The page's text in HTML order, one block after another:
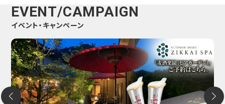
EVENT/CAMPAIGN
イベント・キャンペーン